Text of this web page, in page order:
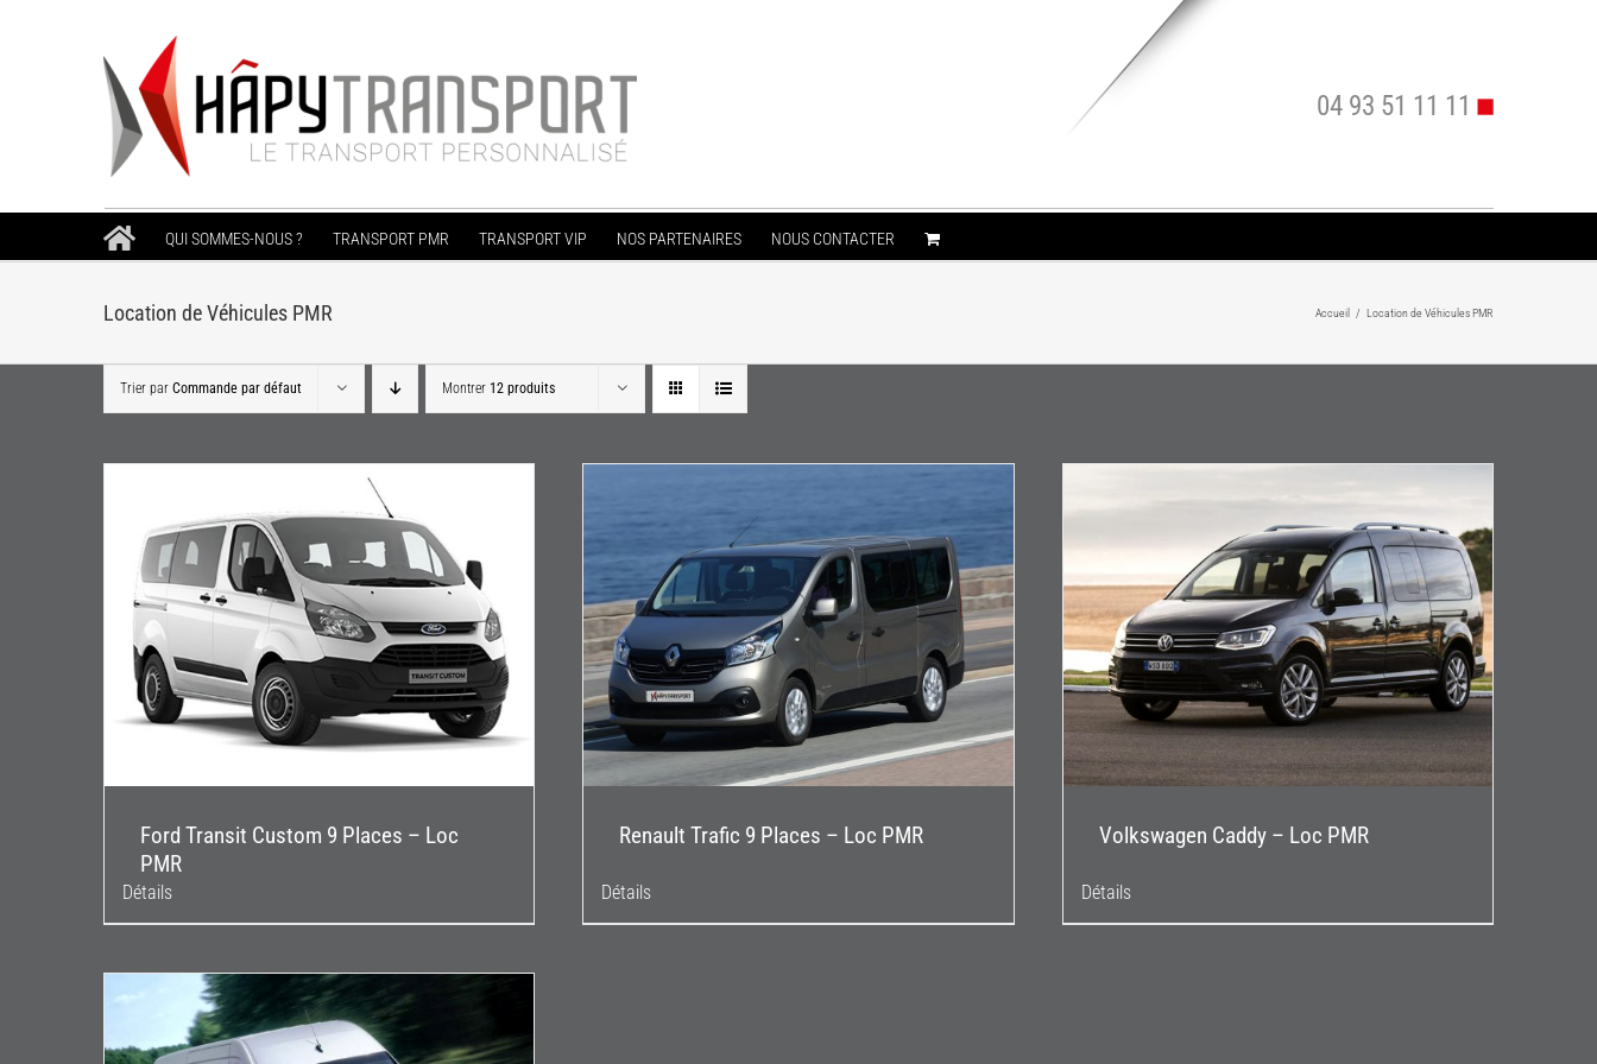
04 93 51 11 11
QUI SOMMES-NOUS ? TRANSPORT PMR TRANSPORT VIP NOS PARTENAIRES NOUS CONTACTER
Location de Véhicules PMR Accueil / Location de Véhicules PMR
Trier par Commande par défaut Montrer 12 produits
Ford Transit Custom 9 Places – Loc
PMR
Détails
Renault Trafic 9 Places – Loc PMR
Détails
Volkswagen Caddy – Loc PMR
Détails